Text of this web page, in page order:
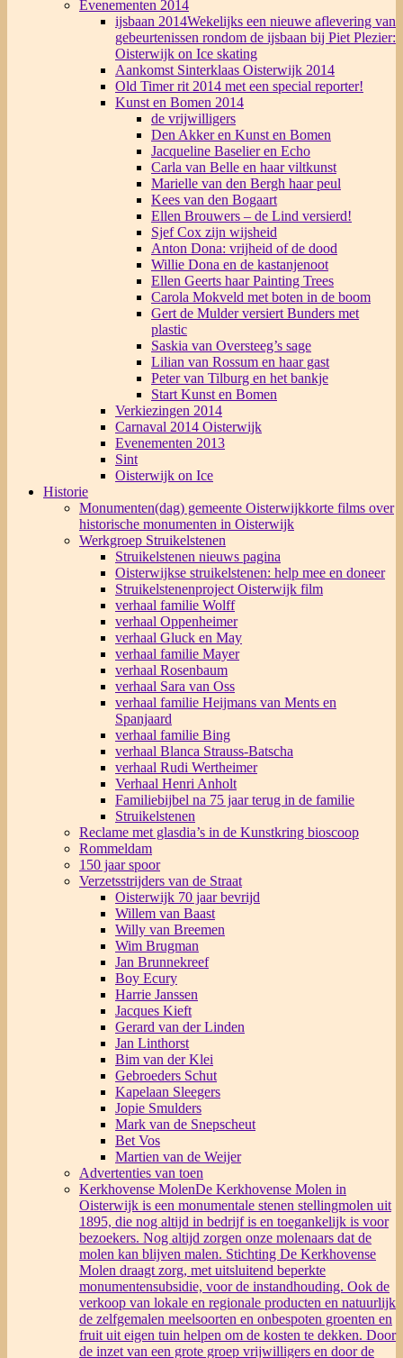
Evenementen 2014
ijsbaan 2014Wekelijks een nieuwe aflevering van
gebeurtenissen rondom de ijsbaan bij Piet Plezier:
Oisterwijk on Ice skating
Aankomst Sinterklaas Oisterwijk 2014
Old Timer rit 2014 met een special reporter!
Kunst en Bomen 2014
de vrijwilligers
Den Akker en Kunst en Bomen
Jacqueline Baselier en Echo
Carla van Belle en haar viltkunst
Marielle van den Bergh haar peul
Kees van den Bogaart
Ellen Brouwers – de Lind versierd!
Sjef Cox zijn wijsheid
Anton Dona: vrijheid of de dood
Willie Dona en de kastanjenoot
Ellen Geerts haar Painting Trees
Carola Mokveld met boten in de boom
Gert de Mulder versiert Bunders met
plastic
Saskia van Oversteeg’s sage
Lilian van Rossum en haar gast
Peter van Tilburg en het bankje
Start Kunst en Bomen
Verkiezingen 2014
Carnaval 2014 Oisterwijk
Evenementen 2013
Sint
Oisterwijk on Ice
Historie
Monumenten(dag) gemeente Oisterwijkkorte films over
historische monumenten in Oisterwijk
Werkgroep Struikelstenen
Struikelstenen nieuws pagina
Oisterwijkse struikelstenen: help mee en doneer
Struikelstenenproject Oisterwijk film
verhaal familie Wolff
verhaal Oppenheimer
verhaal Gluck en May
verhaal familie Mayer
verhaal Rosenbaum
verhaal Sara van Oss
verhaal familie Heijmans van Ments en
Spanjaard
verhaal familie Bing
verhaal Blanca Strauss-Batscha
verhaal Rudi Wertheimer
Verhaal Henri Anholt
Familiebijbel na 75 jaar terug in de familie
Struikelstenen
Reclame met glasdia’s in de Kunstkring bioscoop
Rommeldam
150 jaar spoor
Verzetsstrijders van de Straat
Oisterwijk 70 jaar bevrijd
Willem van Baast
Willy van Breemen
Wim Brugman
Jan Brunnekreef
Boy Ecury
Harrie Janssen
Jacques Kieft
Gerard van der Linden
Jan Linthorst
Bim van der Klei
Gebroeders Schut
Kapelaan Sleegers
Jopie Smulders
Mark van de Snepscheut
Bet Vos
Martien van de Weijer
Advertenties van toen
Kerkhovense MolenDe Kerkhovense Molen in
Oisterwijk is een monumentale stenen stellingmolen uit
1895, die nog altijd in bedrijf is en toegankelijk is voor
bezoekers. Nog altijd zorgen onze molenaars dat de
molen kan blijven malen. Stichting De Kerkhovense
Molen draagt zorg, met uitsluitend beperkte
monumentensubsidie, voor de instandhouding. Ook de
verkoop van lokale en regionale producten en natuurlijk
de zelfgemalen meelsoorten en onbespoten groenten en
fruit uit eigen tuin helpen om de kosten te dekken. Door
de inzet van een grote groep vrijwilligers en door de